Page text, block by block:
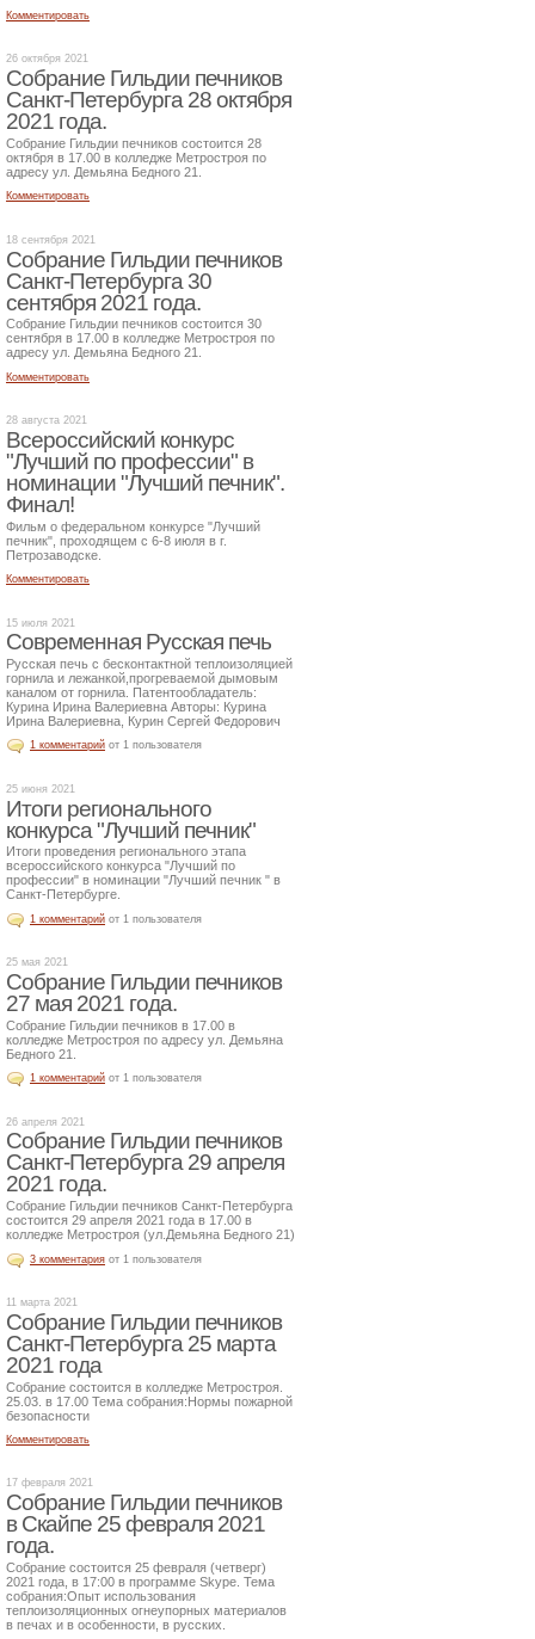
Комментировать
26 октября 2021
Собрание Гильдии печников
Санкт-Петербурга 28 октября
2021 года.
Собрание Гильдии печников состоится 28
октября в 17.00 в колледже Метростроя по
адресу ул. Демьяна Бедного 21.
Комментировать
18 сентября 2021
Собрание Гильдии печников
Санкт-Петербурга 30
сентября 2021 года.
Собрание Гильдии печников состоится 30
сентября в 17.00 в колледже Метростроя по
адресу ул. Демьяна Бедного 21.
Комментировать
28 августа 2021
Всероссийский конкурс
"Лучший по профессии" в
номинации "Лучший печник".
Финал!
Фильм о федеральном конкурсе "Лучший
печник", проходящем с 6-8 июля в г.
Петрозаводске.
Комментировать
15 июля 2021
Современная Русская печь
Русская печь с бесконтактной теплоизоляцией
горнила и лежанкой,прогреваемой дымовым
каналом от горнила. Патентообладатель:
Курина Ирина Валериевна Авторы: Курина
Ирина Валериевна, Курин Сергей Федорович
1 комментарий от 1 пользователя
25 июня 2021
Итоги регионального
конкурса "Лучший печник"
Итоги проведения регионального этапа
всероссийского конкурса "Лучший по
профессии" в номинации "Лучший печник " в
Санкт-Петербурге.
1 комментарий от 1 пользователя
25 мая 2021
Собрание Гильдии печников
27 мая 2021 года.
Собрание Гильдии печников в 17.00 в
колледже Метростроя по адресу ул. Демьяна
Бедного 21.
1 комментарий от 1 пользователя
26 апреля 2021
Собрание Гильдии печников
Санкт-Петербурга 29 апреля
2021 года.
Собрание Гильдии печников Санкт-Петербурга
состоится 29 апреля 2021 года в 17.00 в
колледже Метростроя (ул.Демьяна Бедного 21)
3 комментария от 1 пользователя
11 марта 2021
Собрание Гильдии печников
Санкт-Петербурга 25 марта
2021 года
Собрание состоится в колледже Метростроя.
25.03. в 17.00 Тема собрания:Нормы пожарной
безопасности
Комментировать
17 февраля 2021
Собрание Гильдии печников
в Скайпе 25 февраля 2021
года.
Собрание состоится 25 февраля (четверг)
2021 года, в 17:00 в программе Skype. Тема
собрания:Опыт использования
теплоизоляционных огнеупорных материалов
в печах и в особенности, в русских.